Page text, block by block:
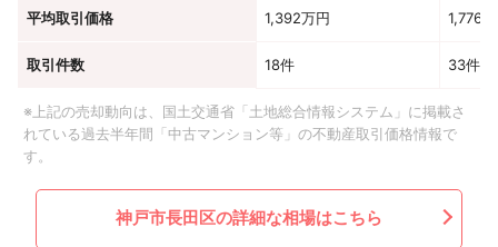
平均取引価格 1,392万円 1,776
取引件数 18件 33件
※上記の売却動向は、国土交通省「土地総合情報システム」に掲載さ
れている過去半年間「中古マンション等」の不動産取引価格情報で
す。
神戸市長田区の詳細な相場はこちら